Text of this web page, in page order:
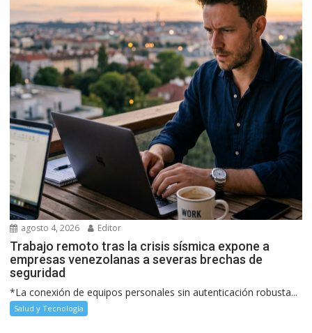
agosto 4, 2026 Editor
Trabajo remoto tras la crisis sísmica expone a
empresas venezolanas a severas brechas de
seguridad
*La conexión de equipos personales sin autenticación robusta...
Salud y Tecnología